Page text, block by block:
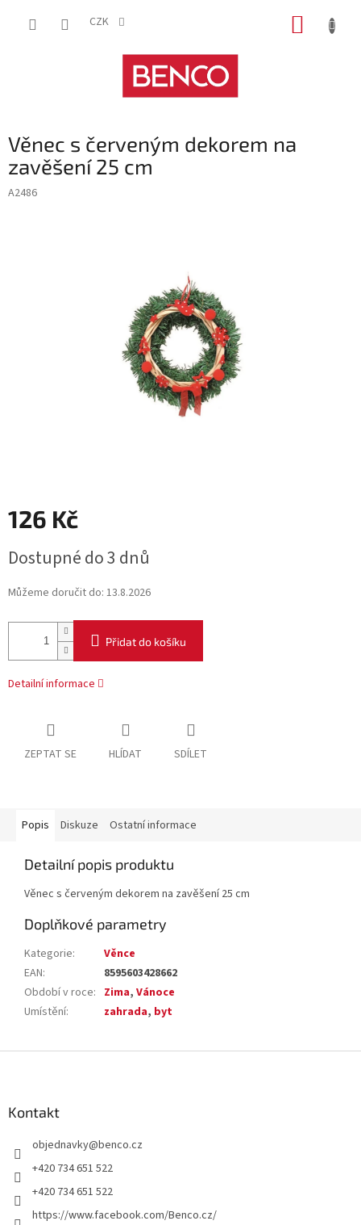
CZK
Věnec s červeným dekorem na
zavěšení 25 cm
A2486
126 Kč
cena:
Dostupné do 3 dnů
Můžeme doručit do: 13.8.2026
Přidat do košíku
Detailní informace
ZEPTAT SE HLÍDAT SDÍLET
Popis Diskuze Ostatní informace
Detailní popis produktu
Věnec s červeným dekorem na zavěšení 25 cm
Doplňkové parametry
Kategorie:
Věnce
EAN:
8595603428662
Období v roce: Zima, Vánoce
Umístění: zahrada, byt
Kontakt
objednavky@benco.cz
+420 734 651 522
+420 734 651 522
https://www.facebook.com/Benco.cz/